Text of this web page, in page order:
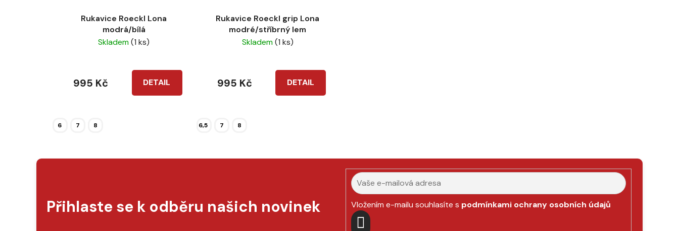
Rukavice Roeckl Lona
modrá/bílá
Skladem(1 ks)
DETAIL
995 Kč
6 7 8
Rukavice Roeckl grip Lona
modré/stříbrný lem
Skladem(1 ks)
DETAIL
995 Kč
6,5 7 8
Přihlaste se k odběru našich novinek Vložením e-mailu souhlasíte s podmínkami ochrany osobních údajů